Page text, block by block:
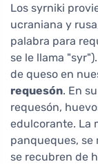
Los syrniki
ucraniana y
palabra para
se le llama
de queso en
requesón. En
requesón,
edulcorante. La
panqueques, se
se recubren de